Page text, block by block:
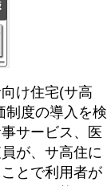
け住宅(サ高
制度の導入を検
サービス、医
が、サ高住に
とで利用者が